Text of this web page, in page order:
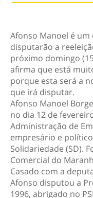
Afonso Manoel é
disputarão a
próximo domingo
afirma que está
porque esta será a
que irá disputar.
Afonso Manoel
no dia 12 de
Administração de
empresário e
Solidariedade (SD).
Comercial do
Casado com a
Afonso disputou a
1996, abrigado no